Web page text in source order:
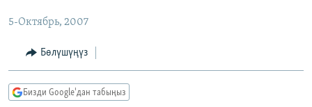
МАДАНИЯТ
ТВ ПРОГРАММАЛАР
БҮГҮН АЗАТТЫКТА
ПОДКАСТ
5-Октябрь, 2007
Бөлүшүңүз
Бизди Google'дан табыңыз